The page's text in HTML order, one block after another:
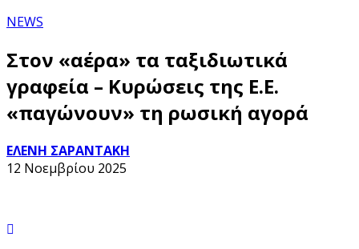
NEWS
Στον «αέρα» τα ταξιδιωτικά
γραφεία – Κυρώσεις της Ε.Ε.
«παγώνουν» τη ρωσική αγορά
ΕΛΕΝΗ ΣΑΡΑΝΤΑΚΗ
12 Νοεμβρίου 2025